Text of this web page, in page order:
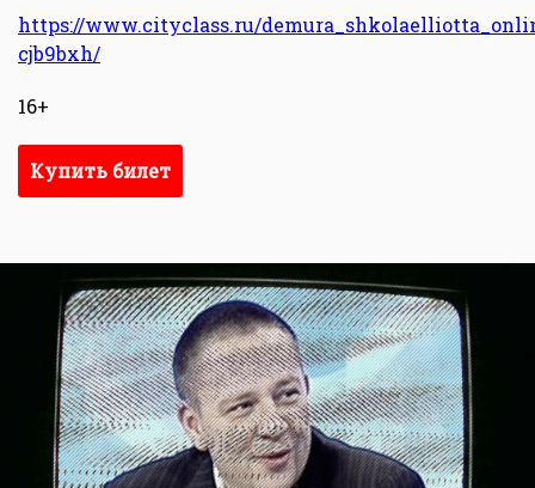
https://www.cityclass.ru/
cjb9bxh/
16+
Купить билет